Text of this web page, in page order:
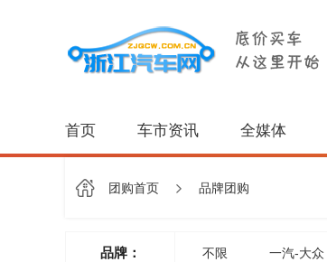
首页 车市资讯 全媒体
团购首页 品牌团购
品牌： 不限 一汽-大众